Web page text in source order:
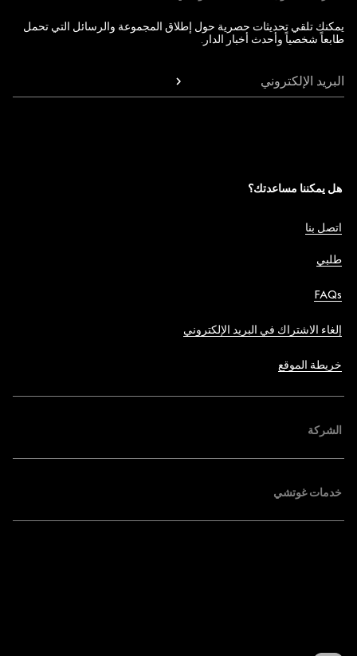
يمكنك تلقي تحديثات حصرية حول إطلاق المجموعة والرسائل التي تحمل
طابعاً شخصياً وأحدث أخبار الدار.
البريد الإلكتروني
هل يمكننا مساعدتك؟
اتصل بنا
طلبي
FAQs
إلغاء الاشتراك في البريد الإلكتروني
خريطة الموقع
الشركة
خدمات غوتشي